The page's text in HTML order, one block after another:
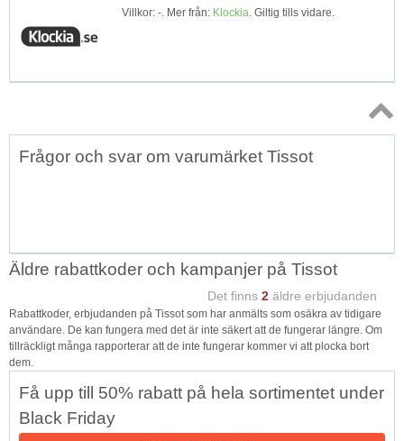
Villkor: -. Mer från: Klockia. Giltig tills vidare.
Topp
Frågor och svar om varumärket Tissot
Äldre rabattkoder och kampanjer på Tissot
Det finns 2 äldre erbjudanden
Rabattkoder, erbjudanden på Tissot som har anmälts som osäkra av tidigare
användare. De kan fungera med det är inte säkert att de fungerar längre. Om
tillräckligt många rapporterar att de inte fungerar kommer vi att plocka bort
dem.
Få upp till 50% rabatt på hela sortimentet under
Black Friday